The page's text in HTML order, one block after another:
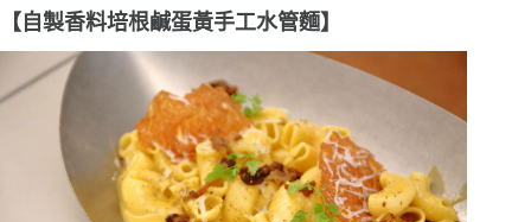
【自製香料培根鹹蛋黃手工水管麵】